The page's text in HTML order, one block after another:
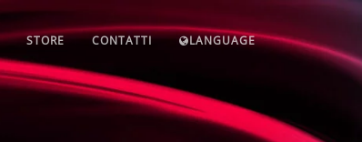
STORE CONTATTI LANGUAGE